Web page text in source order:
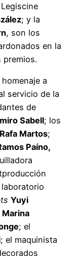
; y la
, son los
en la
premios.
a
servicio de la
de
Sabell; los
Rafa Martos;
Paíno,
Yuyi
Marina
; el
; el maquinista